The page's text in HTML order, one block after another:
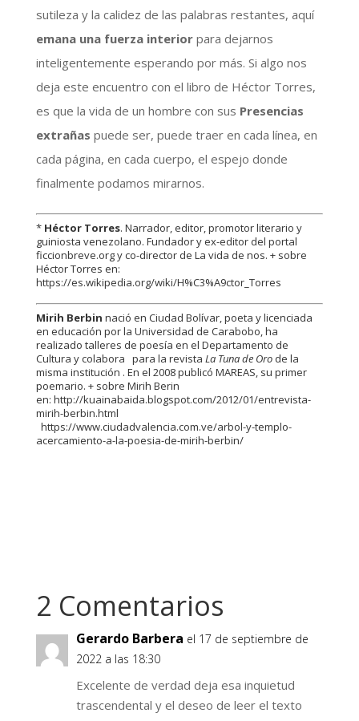
sutileza y la calidez de las palabras restantes, aquí
emana una fuerza interiorpara dejarnos
inteligentemente esperando por más. Si algo nos
deja este encuentro con el libro de Héctor Torres,
es que la vida de un hombre con sus Presencias
extrañas puede ser, puede traer en cada línea, en
cada página, en cada cuerpo, el espejo donde
finalmente podamos mirarnos.
* Héctor Torres. Narrador, editor, promotor literario y
guiniosta venezolano. Fundador y ex-editor del portal
ficcionbreve.org y co-director de La vida de nos. + sobre
Héctor Torres en:
https://es.wikipedia.org/wiki/H%C3%A9ctor_Torres
Mirih Berbin nació en Ciudad Bolívar, poeta y licenciada
en educación por la Universidad de Carabobo, ha
realizado talleres de poesía en el Departamento de
Cultura y colabora para la revista La Tuna de Orode la
misma institución . En el 2008 publicó MAREAS, su primer
poemario. + sobre Mirih Berin
en: http://kuainabaida.blogspot.com/2012/01/entrevista-
mirih-berbin.html
https://www.ciudadvalencia.com.ve/arbol-y-templo-
acercamiento-a-la-poesia-de-mirih-berbin/
2 Comentarios
Gerardo Barbera el 17 de septiembre de
2022 a las 18:30
Excelente de verdad deja esa inquietud
trascendental y el deseo de leer el texto